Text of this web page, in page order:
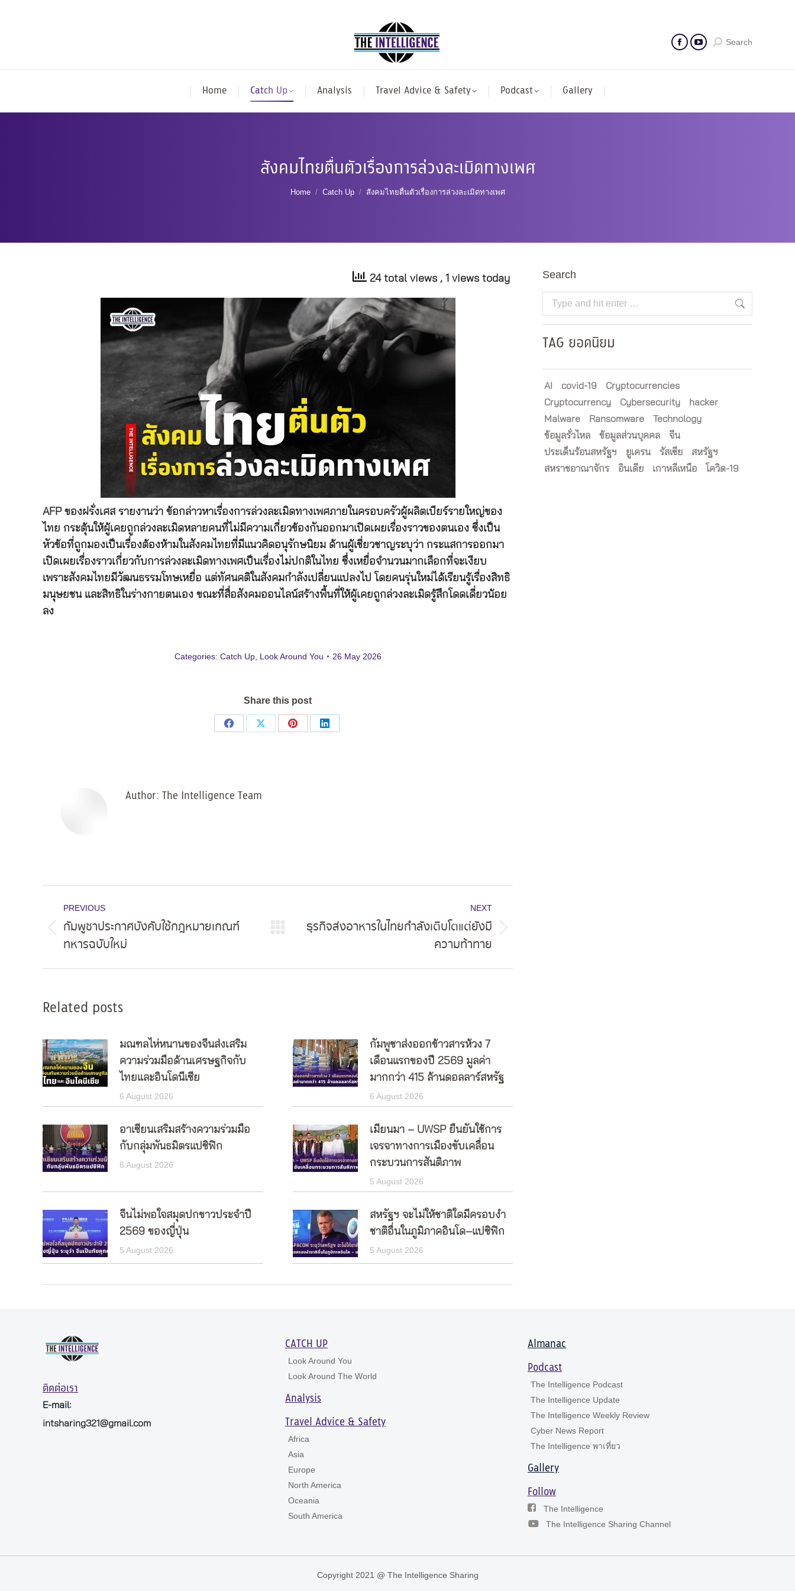
Search
Home Catch Up Analysis Travel Advice & Safety Podcast Gallery
สังคมไทยตื่นตัวเรื่องการล่วงละเมิดทางเพศ
You are here:
Home Catch Up สังคมไทยตื่นตัวเรื่องการล่วงละเมิดทางเพศ
24 total views , 1 views today
AFP ของฝรั่งเศส รายงานว่า ข้อกล่าวหาเรื่องการล่วงละเมิดทางเพศภายในครอบครัวผู้ผลิตเบียร์รายใหญ่ของ
ไทย กระตุ้นให้ผู้เคยถูกล่วงละเมิดหลายคนที่ไม่มีความเกี่ยวข้องกันออกมาเปิดเผยเรื่องราวของตนเอง ซึ่งเป็น
หัวข้อที่ถูกมองเป็นเรื่องต้องห้ามในสังคมไทยที่มีแนวคิดอนุรักษนิยม ด้านผู้เชี่ยวชาญระบุว่า กระแสการออกมา
เปิดเผยเรื่องราวเกี่ยวกับการล่วงละเมิดทางเพศเป็นเรื่องไม่ปกติในไทย ซึ่งเหยื่อจำนวนมากเลือกที่จะเงียบ
เพราะสังคมไทยมีวัฒนธรรมโทษเหยื่อ แต่ทัศนคติในสังคมกำลังเปลี่ยนแปลงไป โดยคนรุ่นใหม่ได้เรียนรู้เรื่องสิทธิ
มนุษยชน และสิทธิในร่างกายตนเอง ขณะที่สื่อสังคมออนไลน์สร้างพื้นที่ให้ผู้เคยถูกล่วงละเมิดรู้สึกโดดเดี่ยวน้อย
ลง
Categories: Catch Up, Look Around You 26 May 2026
Share this post
Share
Share
Share
Share
Author: The Intelligence Team
navigation
PREVIOUS
Previous
post:
กัมพูชาประกาศบังคับใช้กฎหมายเกณฑ์
ทหารฉบับใหม่
NEXT
Next
ธุรกิจส่งอาหารในไทยกำลังเติบโตแต่ยังมี
ความท้าทาย
Related posts
มณฑลไห่หนานของจีนส่งเสริม
ความร่วมมือด้านเศรษฐกิจกับ
ไทยและอินโดนีเซีย
6 August 2026
กัมพูชาส่งออกข้าวสารห้วง 7
เดือนแรกของปี 2569 มูลค่า
มากกว่า 415 ล้านดอลลาร์สหรัฐ
6 August 2026
อาเซียนเสริมสร้างความร่วมมือ
กับกลุ่มพันธมิตรแปซิฟิก
6 August 2026
เมียนมา – UWSP ยืนยันใช้การ
เจรจาทางการเมืองขับเคลื่อน
กระบวนการสันติภาพ
5 August 2026
จีนไม่พอใจสมุดปกขาวประจำปี
2569 ของญี่ปุ่น
5 August 2026
สหรัฐฯ จะไม่ให้ชาติใดมีครอบงำ
ชาติอื่นในภูมิภาคอินโด–แปซิฟิก
5 August 2026
Search
Search:
TAG ยอดนิยม
AI covid-19
Cryptocurrencies
Cryptocurrency
Cybersecurity
hacker
Malware
Ransomware
Technology
ข้อมูลรั่วไหล
ข้อมูลส่วนบุคคล
จีน
ประเด็นร้อนสหรัฐฯ
ยูเครน รัสเซีย
สหรัฐฯ
สหราชอาณาจักร
อินเดีย เกาหลีเหนือ โควิด-19
ติดต่อเรา
E-mail:
intsharing321@gmail.com
CATCH UP
Look Around You
Look Around The World
Analysis
Travel Advice & Safety
Africa
Asia
Europe
North America
Oceania
South America
Almanac
Podcast
The Intelligence Podcast
The Intelligence Update
The Intelligence Weekly Review
Cyber News Report
The Intelligence พาเที่ยว
Gallery
Follow
The Intelligence
The Intelligence Sharing Channel
Copyright 2021 @ The Intelligence Sharing